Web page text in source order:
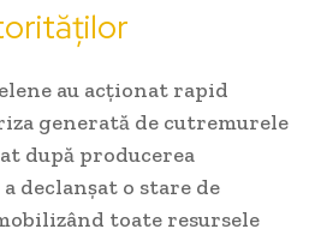
au acționat rapid
generată de cutremurele
după producerea
declanșat o stare de
toate resursele